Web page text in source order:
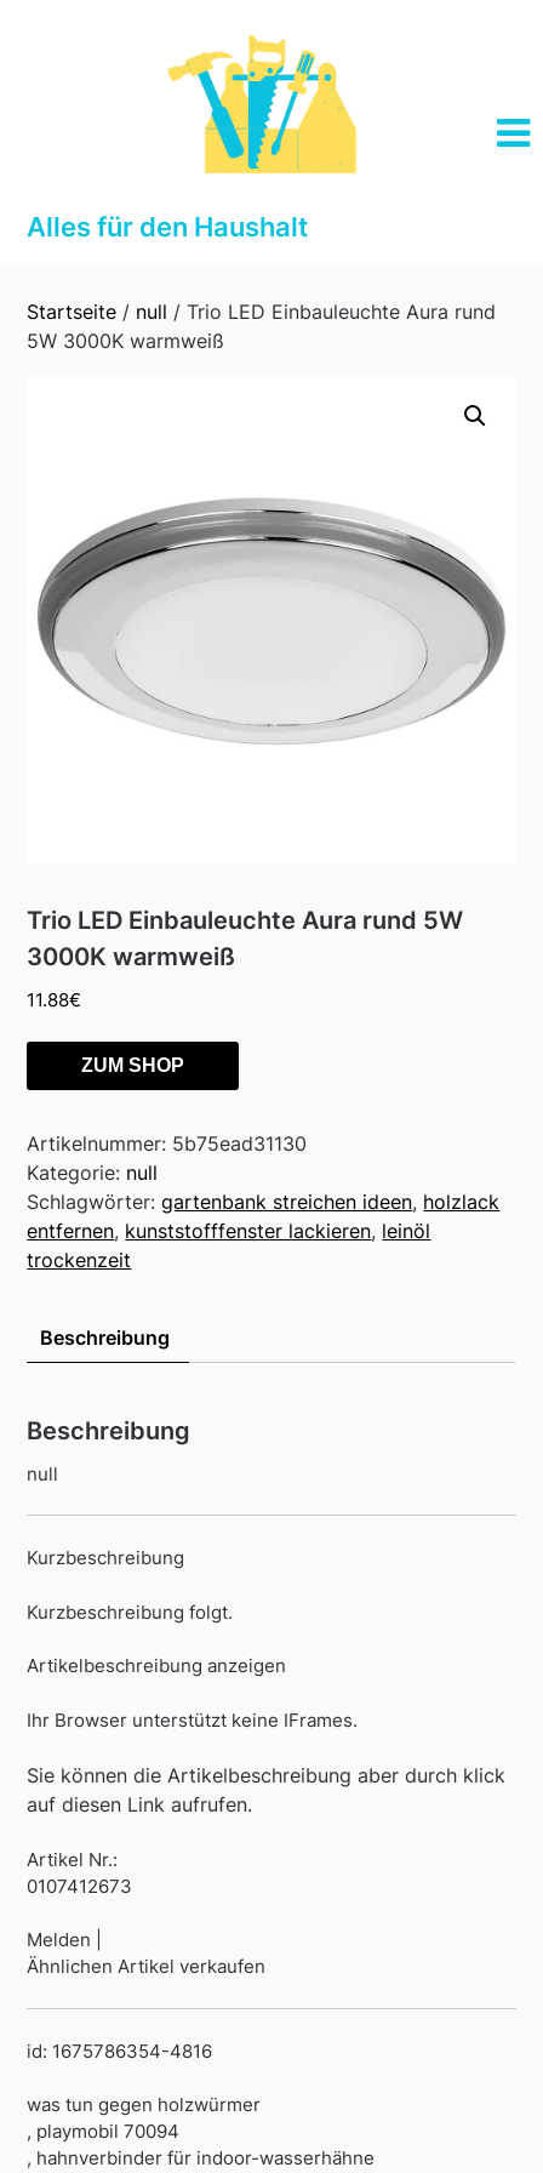
Alles für den Haushalt
Startseite / null / Trio LED Einbauleuchte Aura rund
5W 3000K warmweiß
Trio LED Einbauleuchte Aura rund 5W
3000K warmweiß
11.88€
ZUM SHOP
Artikelnummer: 5b75ead31130
Kategorie: null
Schlagwörter:gartenbank streichen ideen, holzlack
entfernen, kunststofffenster lackieren, leinöl
trockenzeit
Beschreibung
Beschreibung
null
Kurzbeschreibung
Kurzbeschreibung folgt.
Artikelbeschreibung anzeigen
Ihr Browser unterstützt keine IFrames.
Sie können die Artikelbeschreibung aber durch klick
auf diesen Link aufrufen.
Artikel Nr.:
0107412673
Melden |
Ähnlichen Artikel verkaufen
id: 1675786354-4816
was tun gegen holzwürmer
, playmobil 70094
, hahnverbinder für indoor-wasserhähne